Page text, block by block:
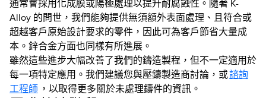
通常會採用化成膜或陽極處理以提升耐腐蝕性。隨著 K-
Alloy 的問世，我們能夠提供無須額外表面處理、且符合或
超越客戶原始設計要求的零件，因此可為客戶節省大量成
本。鋅合金方面也同樣有所進展。
雖然這些進步大幅改善了我們的鑄造製程，但不一定適用於
每一項特定應用。我們建議您與壓鑄製造商討論，或諮詢
工程師 ，以取得更多關於未處理鑄件的資訊。